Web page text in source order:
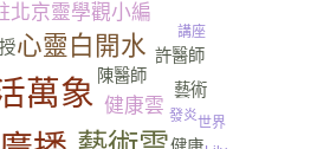
萬象
心靈白開水
健康雲
北京靈學觀小編
陳醫師
藝術
許醫師
講座
世界
發炎